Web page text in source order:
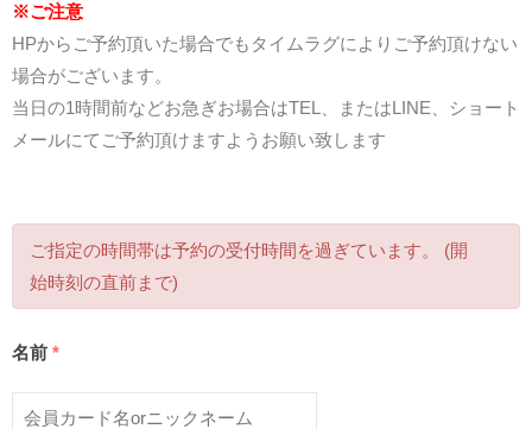
※ご注意
HPからご予約頂いた場合でもタイムラグによりご予約頂けない
場合がございます。
当日の1時間前などお急ぎお場合はTEL、またはLINE、ショート
メールにてご予約頂けますようお願い致します
ご指定の時間帯は予約の受付時間を過ぎています。 (開
始時刻の直前まで)
名前 *